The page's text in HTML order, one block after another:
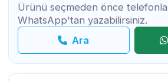
Ürünü seçmeden önce
WhatsApp'tan yazabilirsiniz.
Ara